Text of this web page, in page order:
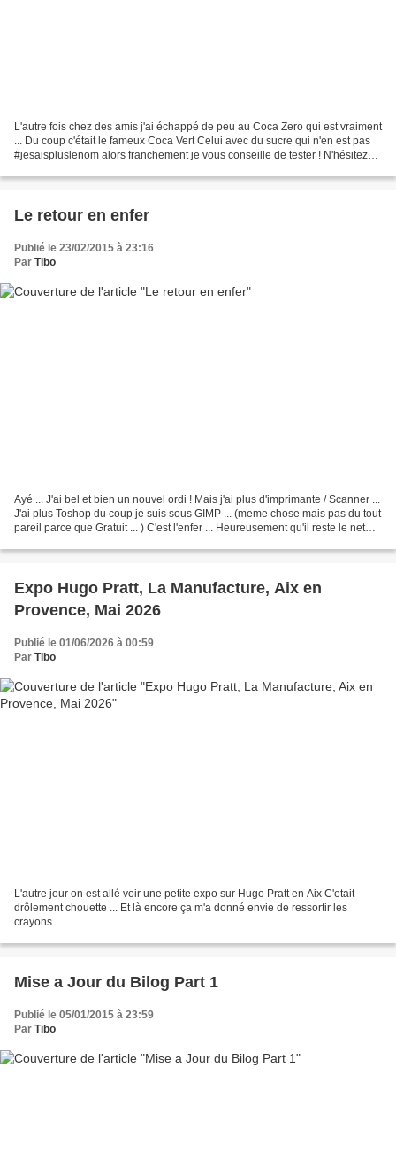
L'autre fois chez des amis j'ai échappé de peu au Coca Zero qui est vraiment
... Du coup c'était le fameux Coca Vert Celui avec du sucre qui n'en est pas
#jesaispluslenom alors franchement je vous conseille de tester ! N'hésitez
Le retour en enfer
Publié le 23/02/2015 à 23:16
Par Tibo
Ayé ... J'ai bel et bien un nouvel ordi ! Mais j'ai plus d'imprimante / Scanner ...
J'ai plus Toshop du coup je suis sous GIMP ... (meme chose mais pas du tout
pareil parce que Gratuit ... ) C'est l'enfer ... Heureusement qu'il reste le net
Expo Hugo Pratt, La Manufacture, Aix en
Provence, Mai 2026
Publié le 01/06/2026 à 00:59
Par Tibo
L'autre jour on est allé voir une petite expo sur Hugo Pratt en Aix C'etait
drôlement chouette ... Et là encore ça m'a donné envie de ressortir les
crayons ...
Mise a Jour du Bilog Part 1
Publié le 05/01/2015 à 23:59
Par Tibo